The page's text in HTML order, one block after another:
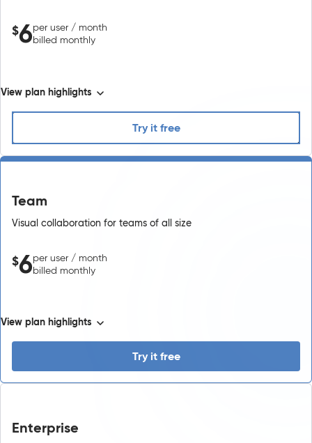
$6per user / month
billed monthly
View plan highlights
Try it free
Team
Visual collaboration for teams of all size
$6per user / month
billed monthly
View plan highlights
Try it free
Enterprise